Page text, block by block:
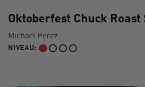
Oktoberfest Chuck Roast
Michael Perez
NIVEAU:
DÉBUTANT